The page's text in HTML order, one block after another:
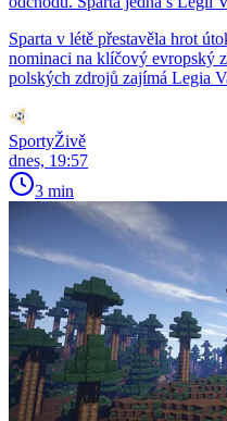
Sparta v létě přestavěla hrot
nominaci na klíčový evropský
polských zdrojů zajímá Legia
SportyŽivě
dnes, 19:57
3 min